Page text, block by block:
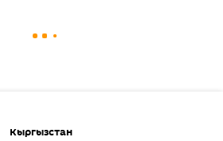
Кыргызстан